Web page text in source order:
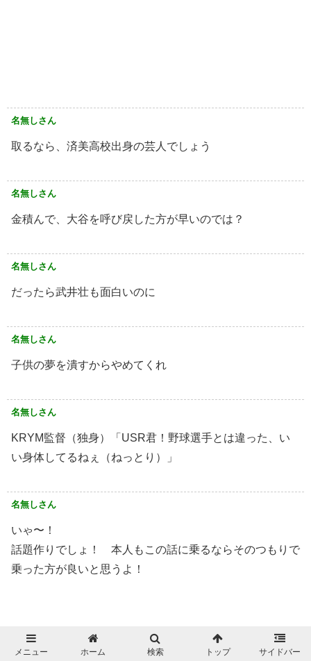
名無しさん
取るなら、済美高校出身の芸人でしょう
名無しさん
金積んで、大谷を呼び戻した方が早いのでは？
名無しさん
だったら武井壮も面白いのに
名無しさん
子供の夢を潰すからやめてくれ
名無しさん
KRYM監督（独身）「USR君！野球選手とは違った、い
い身体してるねぇ（ねっとり）」
名無しさん
いゃ〜！
話題作りでしょ！ 本人もこの話に乗るならそのつもりで
乗った方が良いと思うよ！
メニュー ホーム 検索 トップ サイドバー